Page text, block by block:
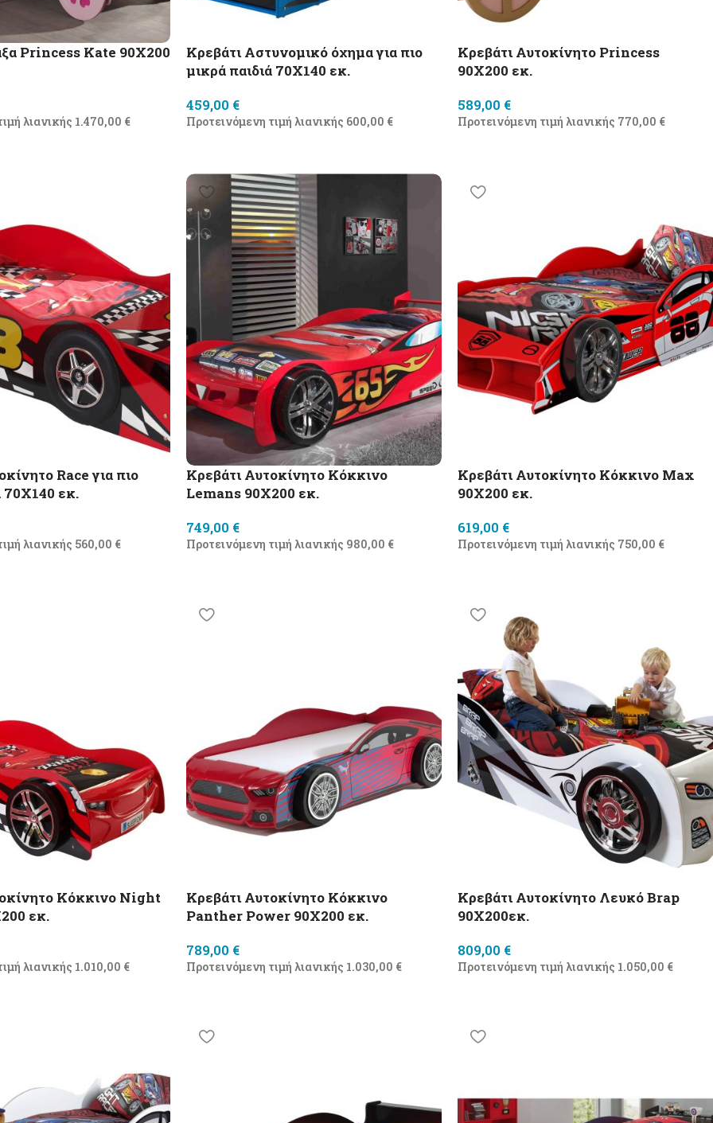
Princess Kate 90X200
λιανικής 1.470,00 €
Κρεβάτι Αστυνομικό όχημα για πιο
μικρά παιδιά 70X140 εκ.
459,00 €
Προτεινόμενη τιμή λιανικής 600,00 €
Κρεβάτι Αυτοκίνητο Princess
90X200 εκ.
589,00 €
Προτεινόμενη τιμή λιανικής 770,00 €
Race για πιο
70X140 εκ.
λιανικής 560,00 €
Κρεβάτι Αυτοκίνητο Κόκκινο
Lemans 90X200 εκ.
749,00 €
Προτεινόμενη τιμή λιανικής 980,00 €
Κρεβάτι Αυτοκίνητο Κόκκινο Max
90X200 εκ.
619,00 €
Προτεινόμενη τιμή λιανικής 750,00 €
Κόκκινο Night
εκ.
λιανικής 1.010,00 €
Κρεβάτι Αυτοκίνητο Κόκκινο
Panther Power 90X200 εκ.
789,00 €
Προτεινόμενη τιμή λιανικής 1.030,00 €
Κρεβάτι Αυτοκίνητο Λευκό Brap
90X200εκ.
809,00 €
Προτεινόμενη τιμή λιανικής 1.050,00 €